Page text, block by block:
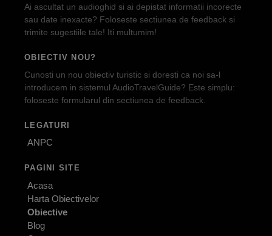
Ai ascultat un audioghid si ai depistat informatii incorecte
sau date inexacte? Foloseste sectiunea de feedback si
trimite sugestiile tale! Iti multumim!
OBIECTIV NOU?
Cunosti un nou obiectiv turistic si doresti ca noi sa-l
introducem in sistemul AudioTravelGuide? Este simplu:
foloseste formularul din sectiunea de feedback.
LEGATURI
ANPC
PAGINI SITE
Acasa
Harta Obiectivelor
Obiective
Blog